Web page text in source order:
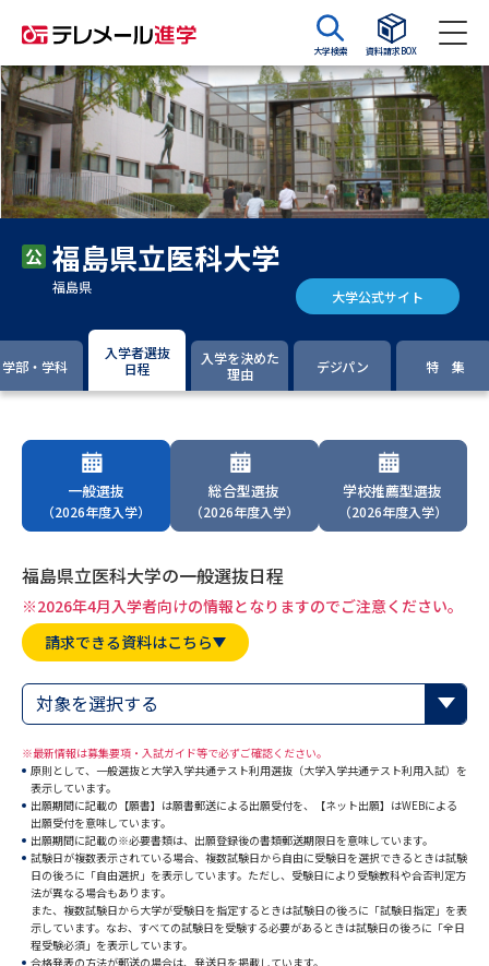
大学検索 資料請求BOX
資料請求 資料検索
大学・短大の資料種類から請求
大学パンフ 学部・学科パンフ
集要項＆願書
大学入学共通テスト利用選抜の
過去問題集
大学・短大以外の資料から請求
専門学校の資料請求 大学院の資料請求
大学入学共通テスト「受験上の
配慮案内」の請求
高等学校卒業程度認定試験
高等学校（情報）教員資格認定
大学研究
大学で学べる内容や特徴を調べる
国際・グローバルに強い大学特
福島県立医科大学
福島県 大学公式サイト
学部・学科
入学者選抜
日程
入学を決めた
理由
デジパン 特 集
一般選抜
（2026年度入学）
総合型選抜
（2026年度入学）
学校推薦型選抜
（2026年度入学）
福島県立医科大学の一般選抜日程
※2026年4月入学者向けの情報となりますのでご注意ください。
請求できる資料はこちら
対象を選択する
※最新情報は募集要項・入試ガイド等で必ずご確認ください。
原則として、一般選抜と大学入学共通テスト利用選抜（大学入学共通テスト利用入試）を
表示しています。
出願期間に記載の【願書】は願書郵送による出願受付を、【ネット出願】はWEBによる
出願受付を意味しています。
出願期間に記載の※必要書類は、出願登録後の書類郵送期限日を意味しています。
試験日が複数表示されている場合、複数試験日から自由に受験日を選択できるときは試験
日の後ろに「自由選択」を表示しています。ただし、受験日により受験教科や合否判定方
法が異なる場合もあります。
また、複数試験日から大学が受験日を指定するときは試験日の後ろに「試験日指定」を表
示しています。なお、すべての試験日を受験する必要があるときは試験日の後ろに「全日
程受験必須」を表示しています。
合格発表の方法が郵送の場合は、発送日を掲載しています。